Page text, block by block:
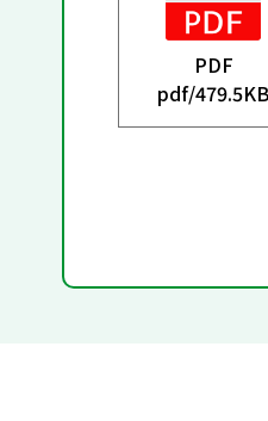
PDF
pdf/479.5KB